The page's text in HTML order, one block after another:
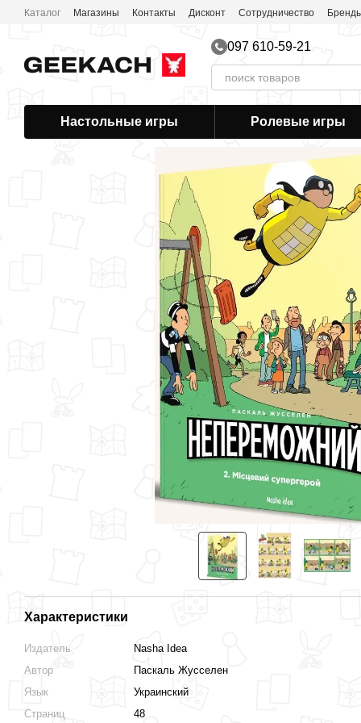
Перейти к основному контенту
Каталог Магазины Контакты Дисконт Сотрудничество
097 610-59-21
Настольные игры Ролевые игры
Характеристики
Издатель
Nasha Idea
Автор
Паскаль Жусселен
Язык
Украинский
Страниц
48
Вместе дешевле
Непобедимый. Том 2.
овощи